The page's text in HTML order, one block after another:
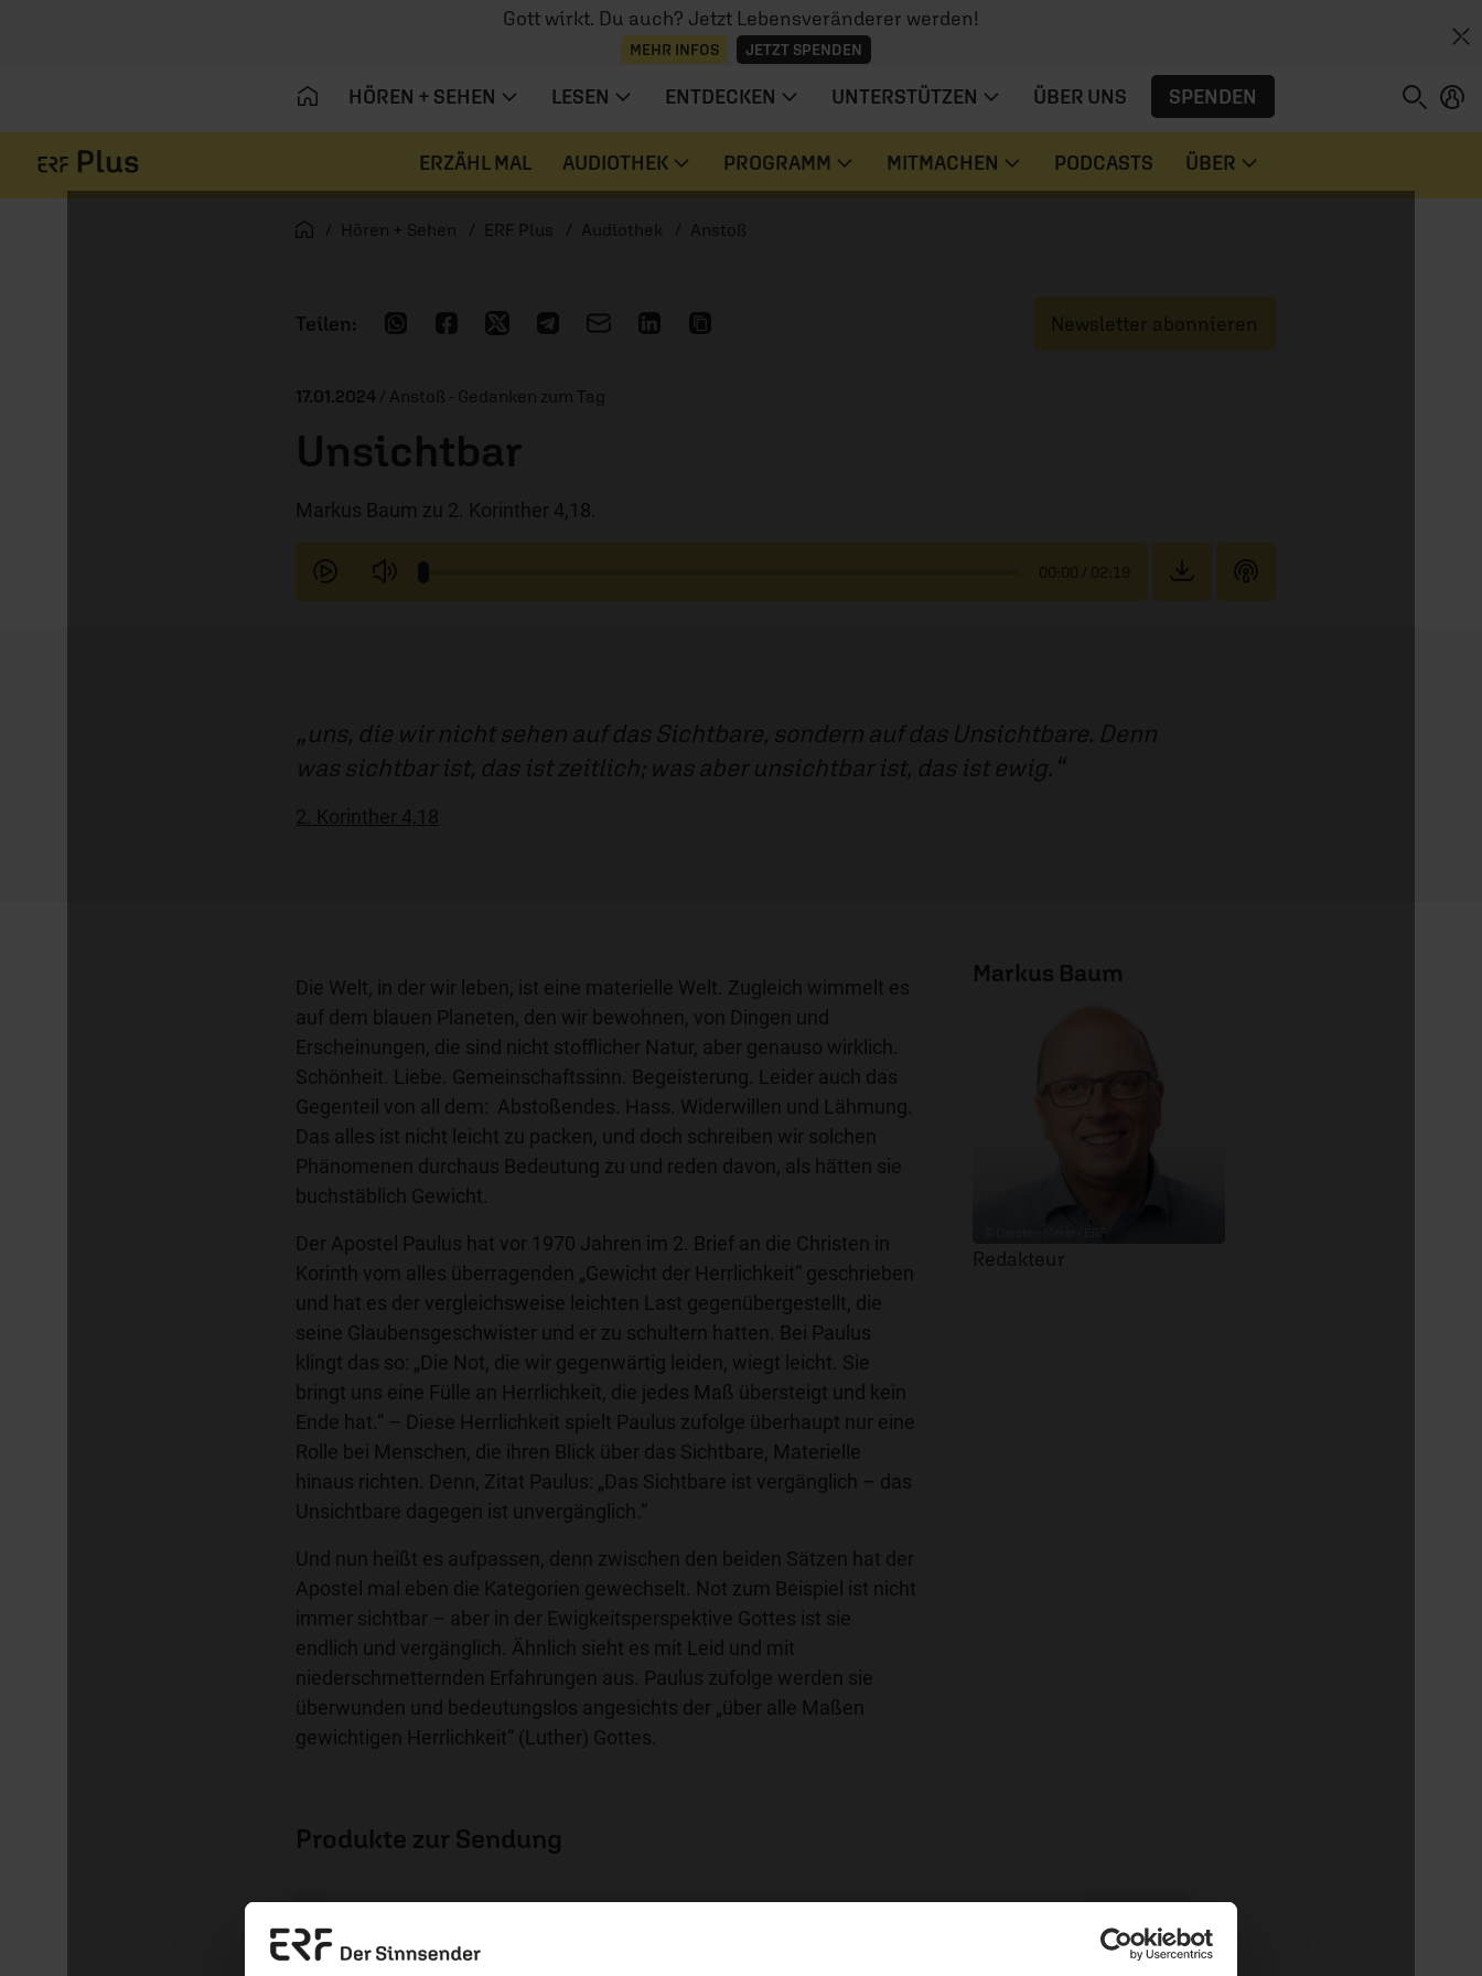
Gott wirkt. Du auch? Jetzt Lebensveränderer werden!
MEHR INFOS JETZT SPENDEN
HÖREN + SEHEN LESEN ENTDECKEN UNTERSTÜTZEN ÜBER UNS SPENDEN
ERZÄHL MAL AUDIOTHEK PROGRAMM MITMACHEN PODCASTS ÜBER
Startseite
Hören + Sehen ERF Plus Audiothek Anstoß
Newsletter abonnieren
17.01.2024 / Anstoß - Gedanken zum Tag
Unsichtbar
Markus Baum zu 2. Korinther 4,18.
00:00 / 02:19
uns, die wir nicht sehen auf das Sichtbare, sondern auf das Unsichtbare. Denn
was sichtbar ist, das ist zeitlich; was aber unsichtbar ist, das ist ewig.
2. Korinther 4,18
Die Welt, in der wir leben, ist eine materielle Welt. Zugleich wimmelt es
auf dem blauen Planeten, den wir bewohnen, von Dingen und
Erscheinungen, die sind nicht stofflicher Natur, aber genauso wirklich.
Schönheit. Liebe. Gemeinschaftssinn. Begeisterung. Leider auch das
Gegenteil von all dem: Abstoßendes. Hass. Widerwillen und Lähmung.
Das alles ist nicht leicht zu packen, und doch schreiben wir solchen
Phänomenen durchaus Bedeutung zu und reden davon, als hätten sie
buchstäblich Gewicht.
Der Apostel Paulus hat vor 1970 Jahren im 2. Brief an die Christen in
Korinth vom alles überragenden „Gewicht der Herrlichkeit“ geschrieben
und hat es der vergleichsweise leichten Last gegenübergestellt, die
seine Glaubensgeschwister und er zu schultern hatten. Bei Paulus
klingt das so: „Die Not, die wir gegenwärtig leiden, wiegt leicht. Sie
bringt uns eine Fülle an Herrlichkeit, die jedes Maß übersteigt und kein
Ende hat.“ – Diese Herrlichkeit spielt Paulus zufolge überhaupt nur eine
Rolle bei Menschen, die ihren Blick über das Sichtbare, Materielle
hinaus richten. Denn, Zitat Paulus: „Das Sichtbare ist vergänglich – das
Unsichtbare dagegen ist unvergänglich.“
Und nun heißt es aufpassen, denn zwischen den beiden Sätzen hat der
Apostel mal eben die Kategorien gewechselt. Not zum Beispiel ist nicht
immer sichtbar – aber in der Ewigkeitsperspektive Gottes ist sie
endlich und vergänglich. Ähnlich sieht es mit Leid und mit
niederschmetternden Erfahrungen aus. Paulus zufolge werden sie
überwunden und bedeutungslos angesichts der „über alle Maßen
gewichtigen Herrlichkeit“ (Luther) Gottes.
Markus Baum
© Carsten Meier / ERF
Redakteur
Produkte zur Sendung
Erzähl mal!